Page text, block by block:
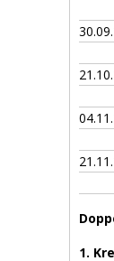
1.